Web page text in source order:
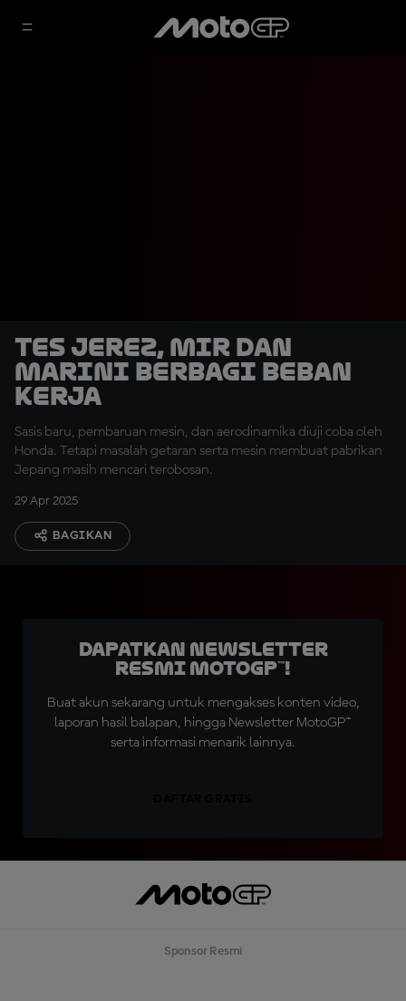
Tes Jerez, Mir dan
Marini Berbagi Beban
Kerja
Sasis baru, pembaruan mesin, dan aerodinamika diuji coba oleh
Honda. Tetapi masalah getaran serta mesin membuat pabrikan
Jepang masih mencari terobosan.
29 Apr 2025
BAGIKAN
Dapatkan Newsletter
Resmi MotoGP™!
Buat akun sekarang untuk mengakses konten video,
laporan hasil balapan, hingga Newsletter MotoGP™
serta informasi menarik lainnya.
Sponsor Resmi